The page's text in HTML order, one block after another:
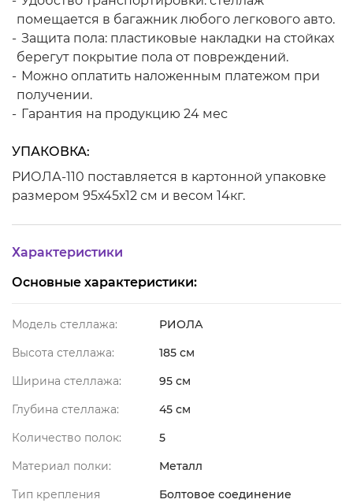
помещается в багажник любого легкового авто.
Защита пола: пластиковые накладки на стойках
берегут покрытие пола от повреждений.
Можно оплатить наложенным платежом при
получении.
Гарантия на продукцию 24 мес
УПАКОВКА:
РИОЛА-110 поставляется в картонной упаковке
размером 95х45х12 см и весом 14кг.
Характеристики
Основные характеристики:
Модель стеллажа:
РИОЛА
Высота стеллажа:
185 см
Ширина стеллажа:
95 см
Глубина стеллажа:
45 см
Количество полок:
5
Материал полки:
Металл
Тип крепления
Болтовое соединение